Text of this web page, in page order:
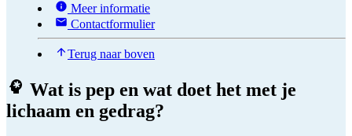
Meer informatie
Contactformulier
Terug naar boven
Wat is pep en wat doet het met je
lichaam en gedrag?